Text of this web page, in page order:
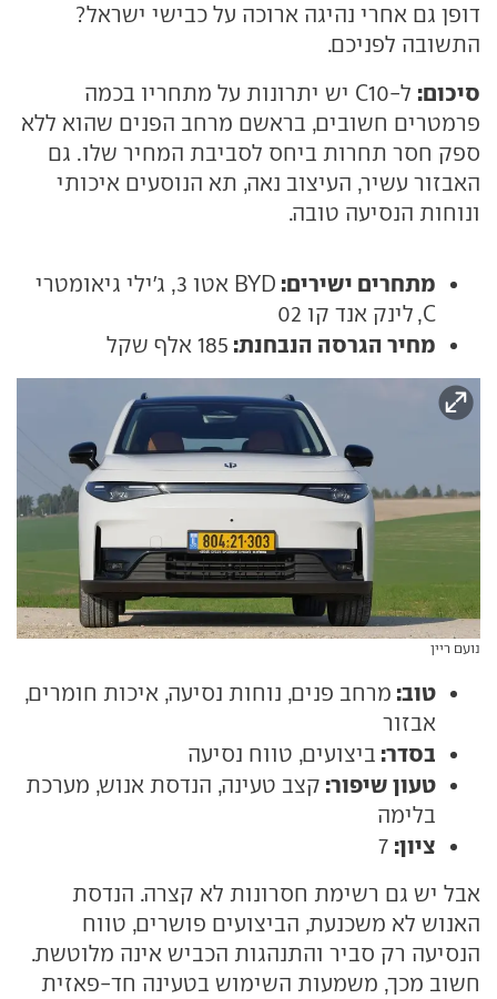
דופן גם אחרי נהיגה ארוכה על כבישי ישראל?
התשובה לפניכם.
סיכום:
ל-C10 יש יתרונות על מתחריו בכמה
פרמטרים חשובים, בראשם מרחב הפנים שהוא ללא
ספק חסר תחרות ביחס לסביבת המחיר שלו. גם
האבזור עשיר, העיצוב נאה, תא הנוסעים איכותי
ונוחות הנסיעה טובה.
מתחרים ישירים:
BYD אטו 3, ג'ילי גיאומטרי
C, לינק אנד קו 02
מחיר הגרסה הנבחנת: 185 אלף שקל
נועם ריין
טוב: מרחב פנים, נוחות נסיעה, איכות חומרים,
אבזור
בסדר: ביצועים, טווח נסיעה
טעון שיפור: קצב טעינה, הנדסת אנוש, מערכת
בלימה
ציון:
אבל יש גם רשימת חסרונות לא קצרה. הנדסת
האנוש לא משכנעת, הביצועים פושרים, טווח
הנסיעה רק סביר והתנהגות הכביש אינה מלוטשת.
חשוב מכך, משמעות השימוש בטעינה חד-פאזית